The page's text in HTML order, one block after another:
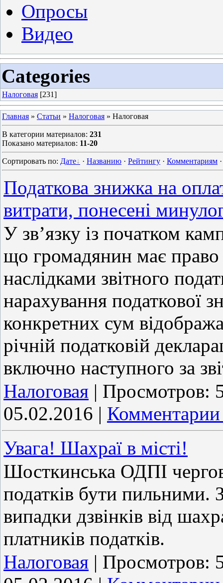
Опросы
Видео
Categories
Налоговая [231]
Главная » Статьи » Налоговая » Налоговая
В категории материалов: 231
Показано материалов: 11-20
Сортировать по: Дате · Названию · Рейтингу · Комментариям
Податкова знижка на
витрати, понесені
У зв’язку із початком
що громадянин має право
наслідками звітного
нарахування податкової
конкретних сум
річній податковій
включно наступного за
Налоговая | Просмотров:
05.02.2016 |
Увага! Шахраї в місті!
Шосткинська ОДПІ
податків бути пильними.
випадки дзвінків від
платників податків.
Налоговая | Просмотров: